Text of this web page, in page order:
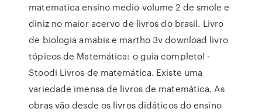
matematica ensino medio volume 2 de smole e
diniz no maior acervo de livros do brasil. Livro
de biologia amabis e martho 3v download livro
tópicos de Matemática: o guia completo! -
Stoodi Livros de matemática. Existe uma
variedade imensa de livros de matemática. As
obras vão desde os livros didáticos do ensino